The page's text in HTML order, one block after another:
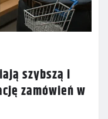
szybszą i
zamówień w